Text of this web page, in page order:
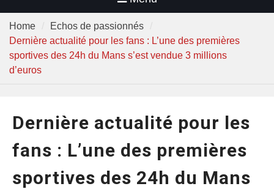
Home
Echos de passionnés
Dernière actualité pour les fans : L’une des premières
sportives des 24h du Mans s’est vendue 3 millions
d’euros
Dernière actualité pour les
fans : L’une des premières
sportives des 24h du Mans